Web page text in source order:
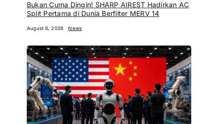
Bukan Cuma Dingin! SHARP AIREST Hadirkan AC
Split Pertama di Dunia Berfilter MERV 14
August 6, 2026 News